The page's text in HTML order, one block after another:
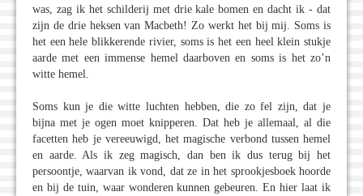
was, zag ik het schilderij met drie kale bomen en dacht ik - dat
zijn de drie heksen van Macbeth! Zo werkt het bij mij. Soms is
het een hele blikkerende rivier, soms is het een heel klein stukje
aarde met een immense hemel daarboven en soms is het zo’n
witte hemel.
Soms kun je die witte luchten hebben, die zo fel zijn, dat je
bijna met je ogen moet knipperen. Dat heb je allemaal, al die
facetten heb je vereeuwigd, het magische verbond tussen hemel
en aarde. Als ik zeg magisch, dan ben ik dus terug bij het
persoontje, waarvan ik vond, dat ze in het sprookjesboek hoorde
en bij de tuin, waar wonderen kunnen gebeuren. En hier laat ik